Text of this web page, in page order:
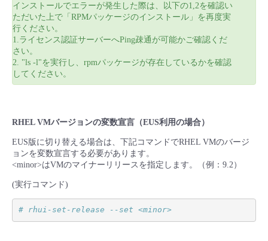
インストールでエラーが発生した際は、以下の1,2を確認い
ただいた上で「RPMパッケージのインストール」を再度実
行ください。
1.ライセンス認証サーバーへPing疎通が可能かご確認くだ
さい。
2. "ls -l"を実行し、rpmパッケージが存在しているかを確認
してください。
RHEL VMバージョンの変数宣言（EUS利用の場合）
EUS版に切り替える場合は、下記コマンドでRHEL VMのバージ
ョンを変数宣言する必要があります。
<minor>はVMのマイナーリリースを指定します。（例：9.2）
(実行コマンド)
# rhui-set-release --set <minor>